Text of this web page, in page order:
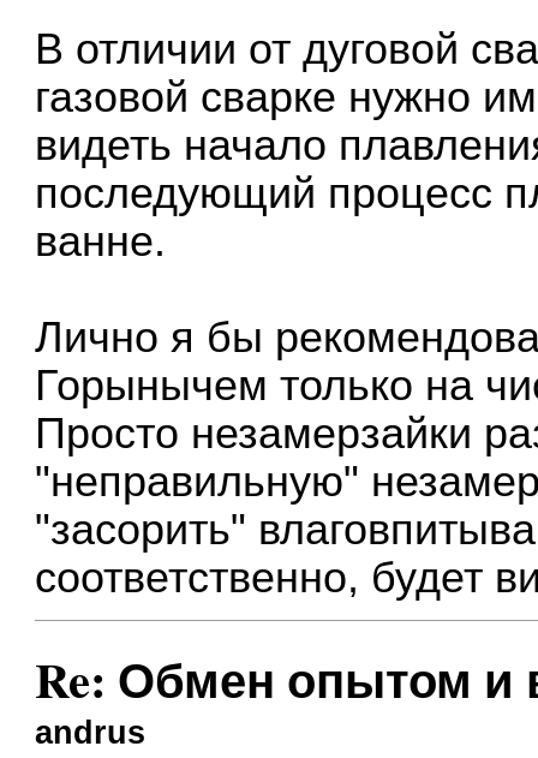
В отличии от дуговой
газовой сварке нужно
видеть начало
последующий процесс
ванне.
Лично я бы
Горынычем только на
Просто незамерзайки
"неправильную"
"засорить"
соответственно, будет
Re: Обмен опытом и
andrus